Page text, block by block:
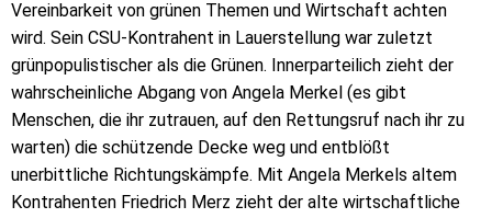
Vereinbarkeit von grünen Themen und Wirtschaft achten
wird. Sein CSU-Kontrahent in Lauerstellung war zuletzt
grünpopulistischer als die Grünen. Innerparteilich zieht der
wahrscheinliche Abgang von Angela Merkel (es gibt
Menschen, die ihr zutrauen, auf den Rettungsruf nach ihr zu
warten) die schützende Decke weg und entblößt
unerbittliche Richtungskämpfe. Mit Angela Merkels altem
Kontrahenten Friedrich Merz zieht der alte wirtschaftliche